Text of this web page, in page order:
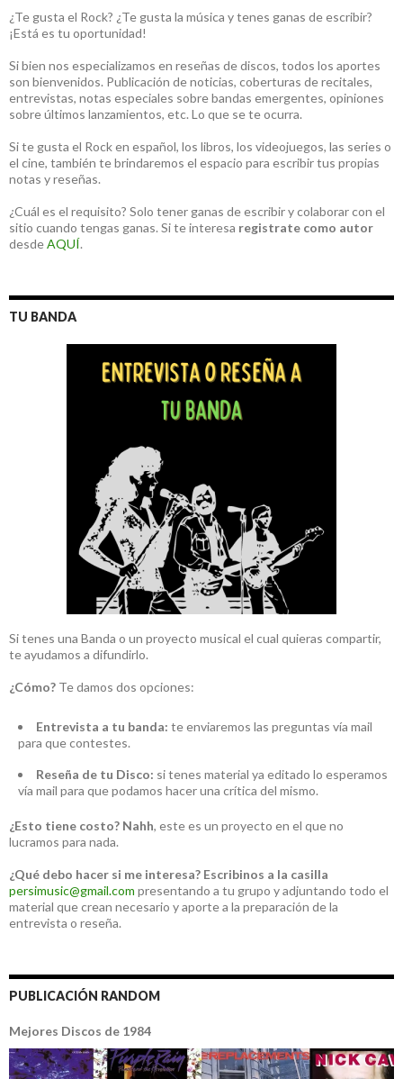
¿Te gusta el Rock? ¿Te gusta la música y tenes ganas de escribir?
¡Está es tu oportunidad!
Si bien nos especializamos en reseñas de discos, todos los aportes
son bienvenidos. Publicación de noticias, coberturas de recitales,
entrevistas, notas especiales sobre bandas emergentes, opiniones
sobre últimos lanzamientos, etc. Lo que se te ocurra.
Si te gusta el Rock en español, los libros, los videojuegos, las series o
el cine, también te brindaremos el espacio para escribir tus propias
notas y reseñas.
¿Cuál es el requisito? Solo tener ganas de escribir y colaborar con el
sitio cuando tengas ganas. Si te interesa registrate como autor
desdeAQUÍ.
TU BANDA
Si tenes una Banda o un proyecto musical el cual quieras compartir,
te ayudamos a difundirlo.
¿Cómo? Te damos dos opciones:
Entrevista a tu banda: te enviaremos las preguntas vía mail
para que contestes.
Reseña de tu Disco: si tenes material ya editado lo esperamos
vía mail para que podamos hacer una crítica del mismo.
¿Esto tiene costo? Nahh, este es un proyecto en el que no
lucramos para nada.
¿Qué debo hacer si me interesa? Escribinos a la casilla
persimusic@gmail.com presentando a tu grupo y adjuntando todo el
material que crean necesario y aporte a la preparación de la
entrevista o reseña.
PUBLICACIÓN RANDOM
Mejores Discos de 1984